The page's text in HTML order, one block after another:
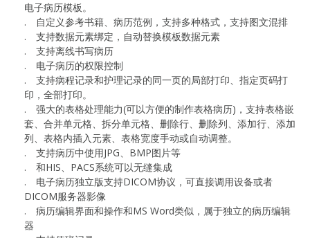
电子病历模板。
. 自定义参考书籍、病历范例，支持多种格式，支持图文混排
. 支持数据元素绑定，自动替换模板数据元素
. 支持离线书写病历
. 电子病历的权限控制
. 支持病程记录和护理记录的同一页的局部打印、指定页码打
印，全部打印。
. 强大的表格处理能力(可以方便的制作表格病历)，支持表格嵌
套、合并单元格、拆分单元格、删除行、删除列、添加行、添加
列、表格内插入元素、表格宽度手动或自动调整。
. 支持病历中使用JPG、BMP图片等
. 和HIS、PACS系统可以无缝集成
. 电子病历独立版支持DICOM协议，可直接调用设备或者
DICOM服务器影像
. 病历编辑界面和操作和MS Word类似，属于独立的病历编辑
器